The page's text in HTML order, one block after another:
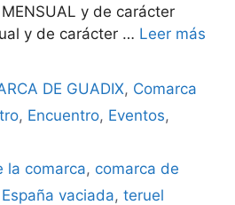
MENSUAL y de carácter
y de carácter … Leer más
DE GUADIX, Comarca
, Encuentro, Eventos,
la comarca, comarca de
España vaciada, teruel